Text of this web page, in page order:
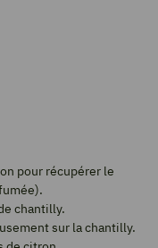
chantilly.
sur la chantilly.